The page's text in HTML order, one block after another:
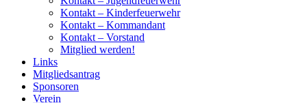
Kontakt – Kinderfeuerwehr
Kontakt – Kommandant
Kontakt – Vorstand
Mitglied werden!
Links
Mitgliedsantrag
Sponsoren
Verein